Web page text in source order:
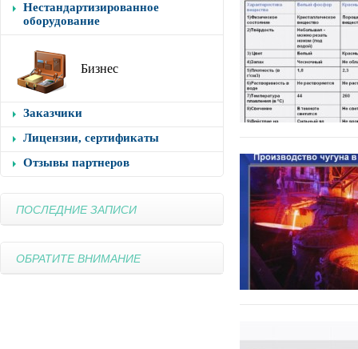
Нестандартизированное
оборудование
Бизнес
Заказчики
Лицензии, сертификаты
Отзывы партнеров
ПОСЛЕДНИЕ ЗАПИСИ
ОБРАТИТЕ ВНИМАНИЕ